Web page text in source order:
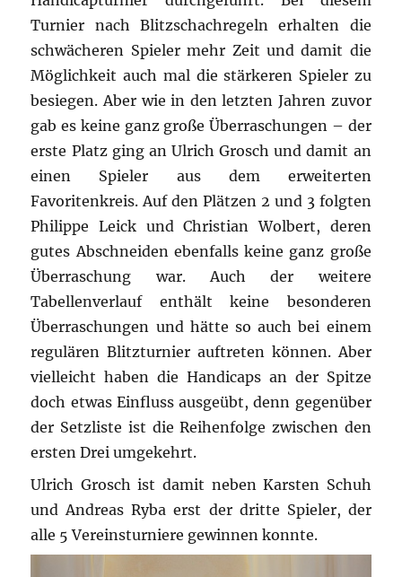
Turnier nach Blitzschachregeln erhalten die
schwächeren Spieler mehr Zeit und damit die
Möglichkeit auch mal die stärkeren Spieler zu
besiegen. Aber wie in den letzten Jahren zuvor
gab es keine ganz große Überraschungen – der
erste Platz ging an Ulrich Grosch und damit an
einen Spieler aus dem erweiterten
Favoritenkreis. Auf den Plätzen 2 und 3 folgten
Philippe Leick und Christian Wolbert, deren
gutes Abschneiden ebenfalls keine ganz große
Überraschung war. Auch der weitere
Tabellenverlauf enthält keine besonderen
Überraschungen und hätte so auch bei einem
regulären Blitzturnier auftreten können. Aber
vielleicht haben die Handicaps an der Spitze
doch etwas Einfluss ausgeübt, denn gegenüber
der Setzliste ist die Reihenfolge zwischen den
ersten Drei umgekehrt.
Ulrich Grosch ist damit neben Karsten Schuh
und Andreas Ryba erst der dritte Spieler, der
alle 5 Vereinsturniere gewinnen konnte.